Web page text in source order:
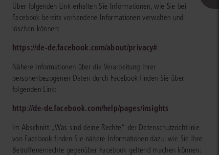
Über folgenden Link erhalten Sie Informationen, wie Sie bei
Facebook bereits vorhandene Informationen verwalten und
löschen können:
https://de-de.facebook.com/about/privacy#
Nähere Informationen über die Verarbeitung Ihrer
personenbezogenen Daten durch Facebook finden Sie über
folgenden Link:
http://de-de.facebook.com/help/pages/insights
Im Abschnitt „Was sind deine Rechte“ der Datenschutzrichtlinie
von Facebook finden Sie nähere Informationen dazu, wie Sie Ihre
Betroffenenrechte gegenüber Facebook geltend machen können: